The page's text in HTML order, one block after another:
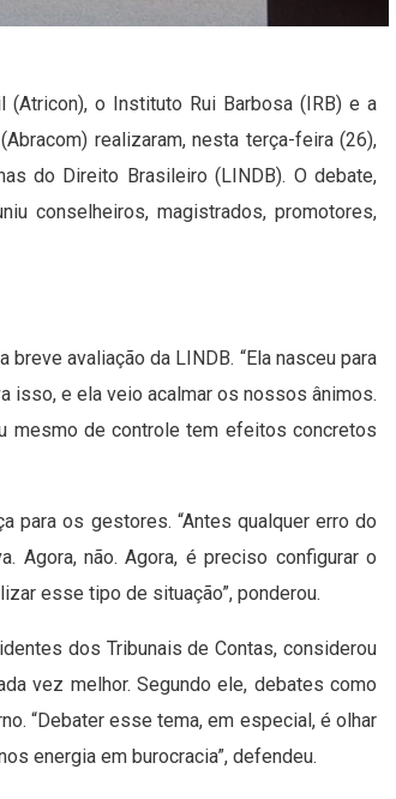
o Instituto Rui Barbosa (IRB) e a
realizaram, nesta terça-feira (26),
do Direito Brasileiro (LINDB). O debate,
conselheiros, magistrados, promotores,
avaliação da LINDB. “Ela nasceu para
isso, e ela veio acalmar os nossos ânimos.
mesmo de controle tem efeitos concretos
para os gestores. “Antes qualquer erro do
Agora, não. Agora, é preciso configurar o
esse tipo de situação”, ponderou.
dos Tribunais de Contas, considerou
vez melhor. Segundo ele, debates como
“Debater esse tema, em especial, é olhar
energia em burocracia”, defendeu.